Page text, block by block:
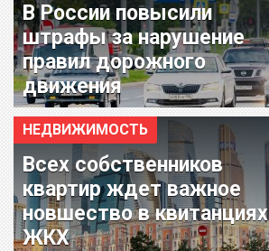
В России повысили
штрафы за нарушение
правил дорожного
движения
НЕДВИЖИМОСТЬ
Всех собственников
квартир ждет важное
новшество в квитанциях
ЖКХ